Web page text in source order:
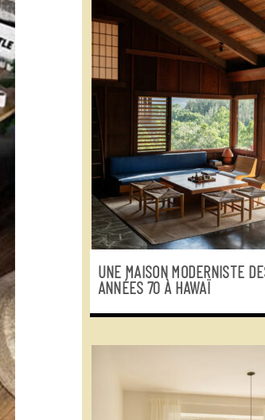
UNE MAISON MODERNISTE
ANNÉES 70 À HAWAÏ